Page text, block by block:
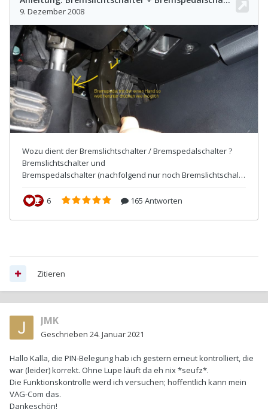
Zitieren
JMK
Geschrieben 24. Januar 2021
Hallo Kalla, die PIN-Belegung hab ich gestern erneut kontrolliert, die
war (leider) korrekt. Ohne Lupe läuft da eh nix *seufz*.
Die Funktionskontrolle werd ich versuchen; hoffentlich kann mein
VAG-Com das.
Dankeschön!